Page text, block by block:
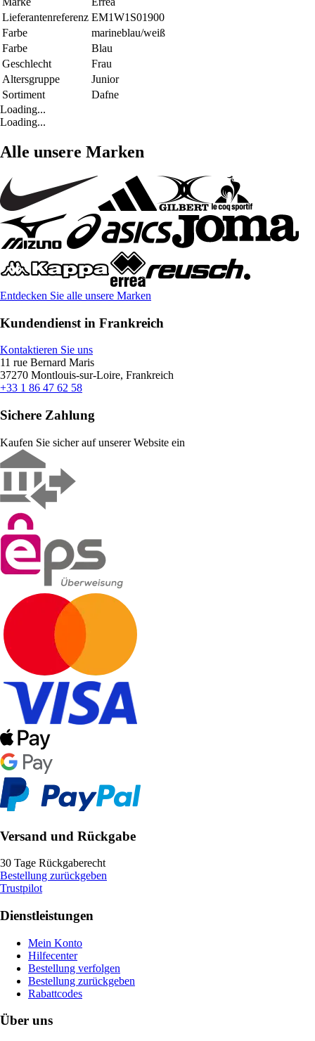
Lieferantenreferenz EM1W1S01900
Farbe
marineblau/weiß
Farbe
Blau
Geschlecht
Frau
Altersgruppe
Junior
Sortiment
Dafne
Loading...
Loading...
Alle unsere Marken
Entdecken Sie alle unsere Marken
Kundendienst in Frankreich
Kontaktieren Sie uns
11 rue Bernard Maris
37270 Montlouis-sur-Loire, Frankreich
+33 1 86 47 62 58
Sichere Zahlung
Kaufen Sie sicher auf unserer Website ein
Versand und Rückgabe
30 Tage Rückgaberecht
Bestellung zurückgeben
Trustpilot
Dienstleistungen
Mein Konto
Hilfecenter
Bestellung verfolgen
Bestellung zurückgeben
Rabattcodes
Über uns